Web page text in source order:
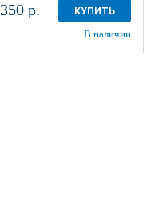
р. КУПИТЬ
В наличии